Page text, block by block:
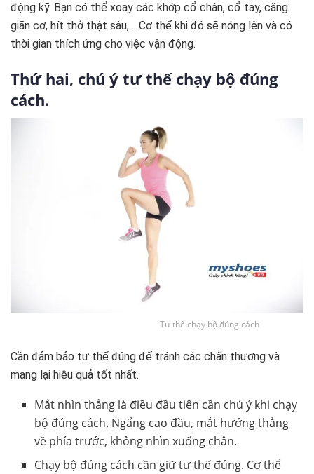
động kỹ. Bạn có thể xoay các khớp cổ chân, cổ tay, căng
giãn cơ, hít thở thật sâu,… Cơ thể khi đó sẽ nóng lên và có
thời gian thích ứng cho việc vận động.
Thứ hai, chú ý tư thế chạy bộ đúng
cách.
Tư thế chạy bộ đúng cách
Cần đảm bảo tư thế đúng để tránh các chấn thương và
mang lại hiệu quả tốt nhất.
Mắt nhìn thẳng là điều đầu tiên cần chú ý khi chạy
bộ đúng cách. Ngẩng cao đầu, mắt hướng thẳng
về phía trước, không nhìn xuống chân.
Chạy bộ đúng cách cần giữ tư thế đúng. Cơ thể